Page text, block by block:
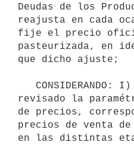
Deudas de los
reajusta en cada
fije el precio
pasteurizada, en
que dicho ajuste;
revisado la
de precios,
precios de venta
en las distintas